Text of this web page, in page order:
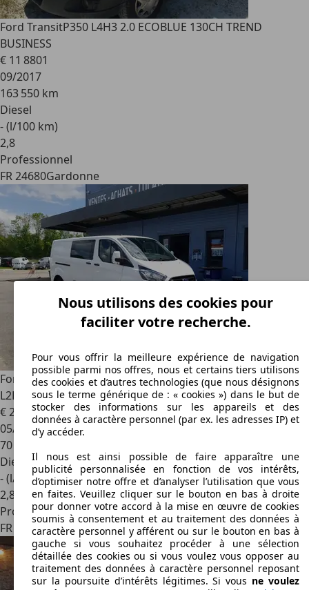
Ford TransitP350 L4H3 2.0 ECOBLUE 130CH TREND
BUSINESS
€ 11 8801
09/2017
163 550 km
Diesel
- (l/100 km)
2,8
Professionnel
FR 24680Gardonne
Ford TransitCUSTOM CABINE APPROFONDIE 6 PLACES
L2H1 130CV TREND BUSINESS PRIX 18000 EUROS HT
€ 21 600
05/2022
70 500 km
Diesel
- (l/100 km)
2,8
Professionnel
FR 01400Châtillon-sur-chalaronne
Nous utilisons des cookies pour
faciliter votre recherche.
Pour vous offrir la meilleure expérience de navigation
possible parmi nos offres, nous et certains tiers utilisons
des cookies et d’autres technologies (que nous désignons
sous le terme générique de : « cookies ») dans le but de
stocker des informations sur les appareils et des
données à caractère personnel (par ex. les adresses IP) et
d’y accéder.
Il nous est ainsi possible de faire apparaître une
publicité personnalisée en fonction de vos intérêts,
d’optimiser notre offre et d’analyser l’utilisation que vous
en faites. Veuillez cliquer sur le bouton en bas à droite
pour donner votre accord à la mise en œuvre de cookies
soumis à consentement et au traitement des données à
caractère personnel y afférent ou sur le bouton en bas à
gauche si vous souhaitez procéder à une sélection
détaillée des cookies ou si vous voulez vous opposer au
traitement des données à caractère personnel reposant
sur la poursuite d’intérêts légitimes. Si vous ne voulez